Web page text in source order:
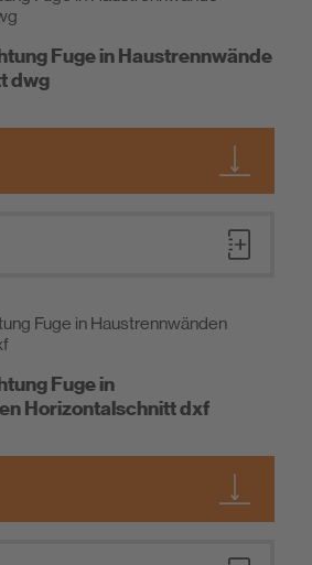
Fuge in Haustrennwände
dwg
Fuge in
Horizontalschnitt dxf